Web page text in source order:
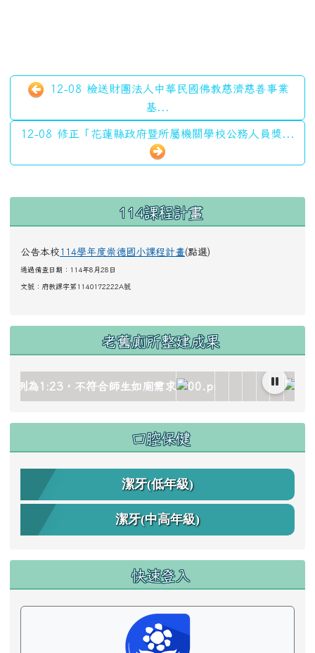
12-08 檢送財團法人中華民國佛教慈濟慈善事業
基...
12-08 修正「花蓮縣政府暨所屬機關學校公務人員獎...
114課程計畫
公告本校 114學年度崇德國小課程計畫(點選)
通過備查日期：114年8月28日
文號： 府教課字第1140172222A號
老舊廁所整建成果
gallery_511959_1_oez.jpg title= rel=fgallery511959
gallery_511959_2_dQJ.jpg title=
image/gallery_511959_3_4Oh.jpg title=
image/gallery_511959_4_sSR.jpg title=
image/gallery_511959_5_htO.jpg title=
uploads/tad_blocks/image/
link to https://www.cdps.hlc.edu.tw/uploads/
link to https://
link to https://
link to
link to
link to
link
口腔保健
潔牙(低年級)
潔牙(中高年級)
快速登入